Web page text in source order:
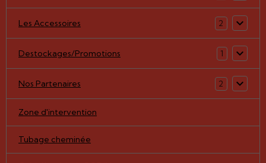
Les Accessoires 2
Destockages/Promotions 1
Nos Partenaires 2
Zone d'intervention
Tubage cheminée